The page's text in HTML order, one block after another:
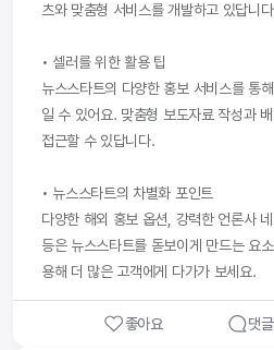
츠와 맞춤형 서비스를 개발하고 있답니
• 셀러를 위한 활용 팁
뉴스스타트의 다양한 홍보 서비스를 통
일 수 있어요. 맞춤형 보도자료 작성과
접근할 수 있답니다.
• 뉴스스타트의 차별화 포인트
다양한 해외 홍보 옵션, 강력한 언론사
등은 뉴스스타트를 돋보이게 만드는 요
용해 더 많은 고객에게 다가가 보세요.
좋아요 댓글